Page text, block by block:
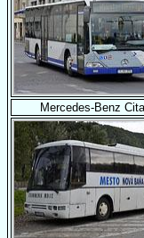
Mercedes-Benz